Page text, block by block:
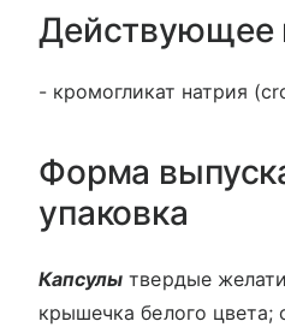
Действующее
- кромогликат натрия
Форма
упаковка
Капсулы твердые
крышечка белого